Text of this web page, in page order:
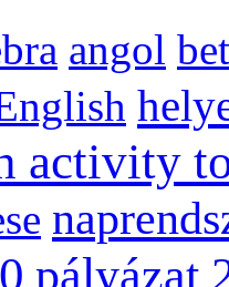
angol
activity
pályázat